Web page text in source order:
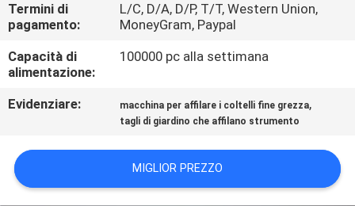
NOTIZIE
UN
PREVENTIVO
Termini di
pagamento:
L/C, D/A, D/P, T/T, Western Union,
MoneyGram, Paypal
Capacità di
alimentazione:
100000 pc alla settimana
Evidenziare: macchina per affilare i coltelli fine grezza,
tagli di giardino che affilano strumento
MIGLIOR PREZZO